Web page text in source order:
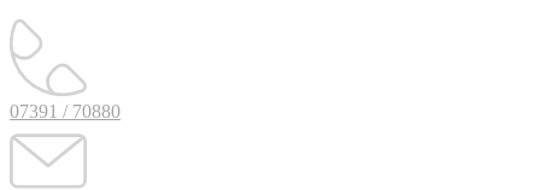
07391 / 70880